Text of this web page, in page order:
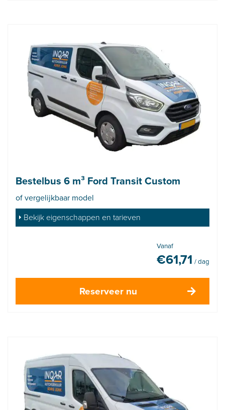
Bestelbus 6 m³ Ford Transit Custom
of vergelijkbaar model
Bekijk eigenschappen en tarieven
Vanaf
€61,71 / dag
Reserveer nu